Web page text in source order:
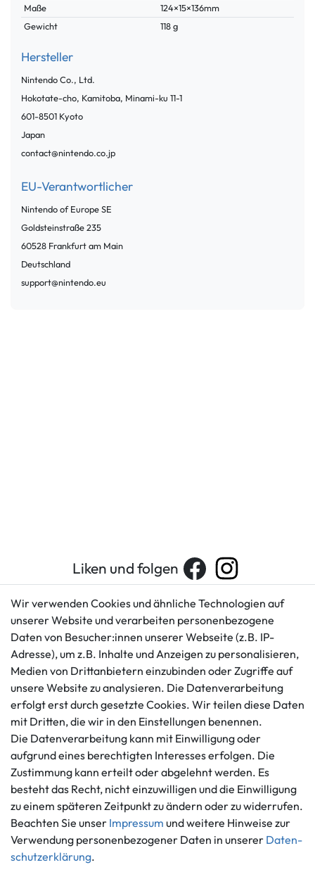
Maße
124×15×136mm
Gewicht
118 g
Hersteller
Nintendo Co., Ltd.
Hokotate-cho, Kamitoba, Minami-ku 11-1
601-8501 Kyoto
Japan
contact@nintendo.co.jp
EU-Verantwortlicher
Nintendo of Europe SE
Goldsteinstraße235
60528 Frankfurt am Main
Deutschland
support@nintendo.eu
Liken und folgen
Kundenservice
+49 421 596586
Mo. - Fr. 9 - 16 Uhr
info@gameworld.de
Kontaktformular
Rechtliches
AGB
Impressum
Datenschutzerklärung
Barrierefreiheitserklärung
Widerrufs­recht
Vertrag widerrufen
Informationen
Ankauf
Über uns
Häufig gestellte Fragen
Zahlung und Versand
Batterieentsorgung
Zahlungsmöglichkeiten
Wir verwenden Cookies und ähnliche Technologien auf
unserer Website und verarbeiten personenbezogene
Daten von Besucher:innen unserer Webseite (z.B. IP-
Adresse), um z.B. Inhalte und Anzeigen zu personalisieren,
Medien von Drittanbietern einzubinden oder Zugriffe auf
unsere Website zu analysieren. Die Datenverarbeitung
erfolgt erst durch gesetzte Cookies. Wir teilen diese Daten
mit Dritten, die wir in den Einstellungen benennen.
Die Datenverarbeitung kann mit Einwilligung oder
aufgrund eines berechtigten Interesses erfolgen. Die
Zustimmung kann erteilt oder abgelehnt werden. Es
besteht das Recht, nicht einzuwilligen und die Einwilligung
zu einem späteren Zeitpunkt zu ändern oder zu widerrufen.
Beachten Sie unser Impressum und weitere Hinweise zur
Verwendung personenbezogener Daten in unserer Daten­
schutz­erklärung.